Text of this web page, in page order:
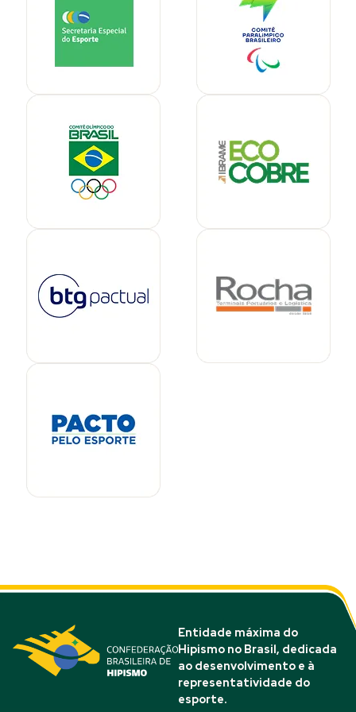
Entidade máxima do
Hipismo no Brasil, dedicada
ao desenvolvimento e à
representatividade do
esporte.